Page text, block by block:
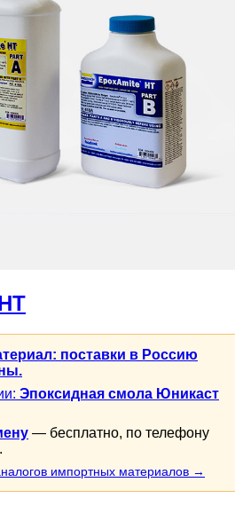
поставки в Россию
Эпоксидная смола Юникаст
— бесплатно, по телефону
.
импортных материалов →